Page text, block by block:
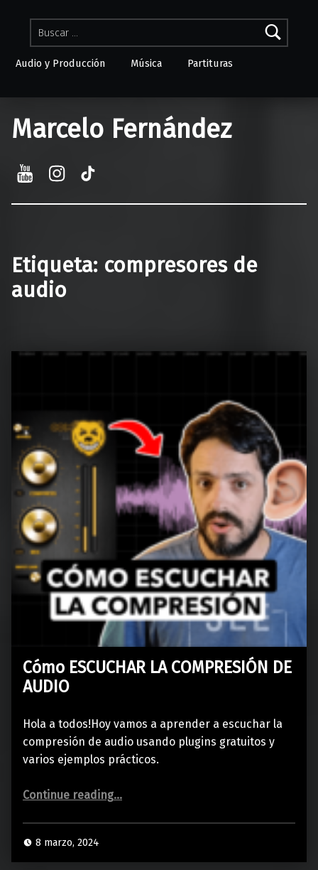
Buscar:
Audio y Producción Música Partituras
Marcelo Fernández
YouTube
Etiqueta: compresores de
audio
Cómo ESCUCHAR LA COMPRESIÓN DE
AUDIO
Hola a todos!Hoy vamos a aprender a escuchar la
compresión de audio usando plugins gratuitos y
varios ejemplos prácticos.
Continue reading“Cómo ESCUCHAR LA COMPRESIÓN DE AUDIO”
…
8 marzo, 2024